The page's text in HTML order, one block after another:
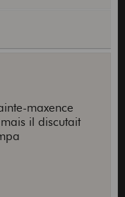
maxence
il discutait